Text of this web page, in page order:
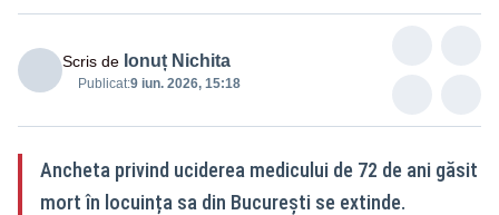
Scris de Ionuț Nichita
Publicat:9 iun. 2026, 15:18
Ancheta privind uciderea medicului de 72 de ani găsit
mort în locuința sa din București se extinde.